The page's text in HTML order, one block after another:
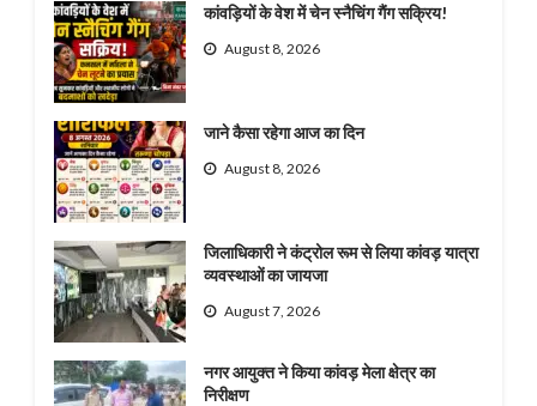
कांवड़ियों के वेश में चेन स्नैचिंग गैंग सक्रिय!
August 8, 2026
जाने कैसा रहेगा आज का दिन
August 8, 2026
जिलाधिकारी ने कंट्रोल रूम से लिया कांवड़ यात्रा
व्यवस्थाओं का जायजा
August 7, 2026
नगर आयुक्त ने किया कांवड़ मेला क्षेत्र का
निरीक्षण